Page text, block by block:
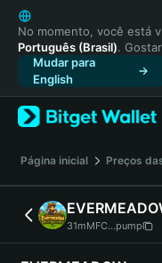
English
日本語
Tiếng Việt
Русский
Español (Latinoamérica)
Türkçe
Français
Deutsch
简体中文
繁體中文
Português (Portugal)
No momento, você está
Português (Brasil).
Mudar para
English
Página inicial Preços
31mMFC...pump